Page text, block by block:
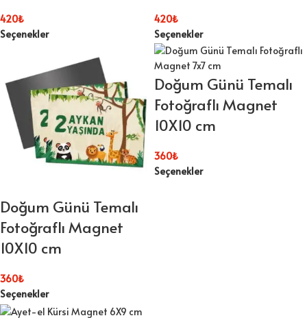
420₺
Seçenekler
420₺
Seçenekler
Doğum Günü Temalı
Fotoğraflı Magnet
10X10 cm
360₺
Seçenekler
Doğum Günü Temalı
Fotoğraflı Magnet
10X10 cm
360₺
Seçenekler